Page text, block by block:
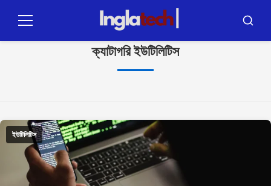
মেনু
ক্যাটাগরিইউটিলিটিস
ইউটিলিটিস